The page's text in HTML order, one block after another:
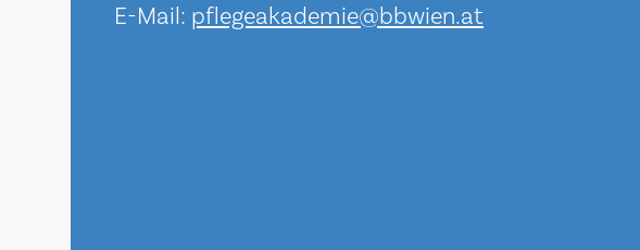
E-Mail: pflegeakademie@bbwien.at